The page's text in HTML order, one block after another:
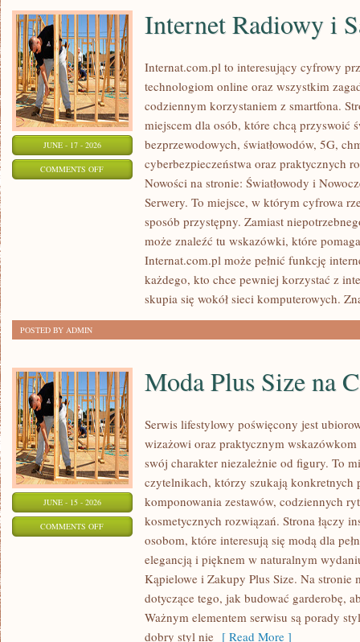
JUNE - 17 - 2026
COMMENTS OFFON
SATELITARNY
Internet Radiowy i
Internat.com.pl to interesujący cyfrowy
technologiom online oraz wszystkim
codziennym korzystaniem z smartfona.
miejscem dla osób, które chcą przyswoić
bezprzewodowych, światłowodów, 5G,
cyberbezpieczeństwa oraz praktycznych
Nowości na stronie: Światłowody i
Serwery. To miejsce, w którym cyfrowa
sposób przystępny. Zamiast
może znaleźć tu wskazówki, które
Internat.com.pl może pełnić funkcję
każdego, kto chce pewniej korzystać z
skupia się wokół sieci komputerowych.
POSTED BY ADMIN
JUNE - 15 - 2026
COMMENTS OFFON
Moda Plus Size na
Serwis lifestylowy poświęcony jest
wizażowi oraz praktycznym
swój charakter niezależnie od figury. To
czytelnikach, którzy szukają konkretnych
komponowania zestawów, codziennych
kosmetycznych rozwiązań. Strona łączy
osobom, które interesują się modą dla
elegancją i pięknem w naturalnym
Kąpielowe i Zakupy Plus Size. Na stronie
dotyczące tego, jak budować garderobę,
Ważnym elementem serwisu są porady
dobry styl nie [ Read More ]